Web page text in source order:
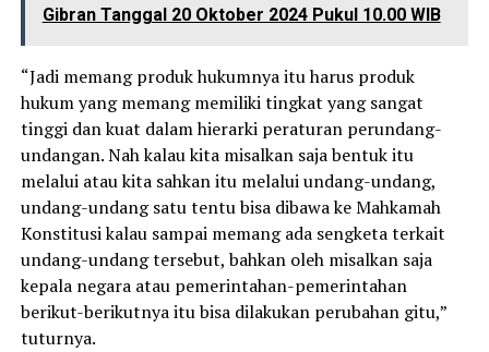
Gibran Tanggal 20 Oktober 2024 Pukul 10.00 WIB
“Jadi memang produk hukumnya itu harus produk
hukum yang memang memiliki tingkat yang sangat
tinggi dan kuat dalam hierarki peraturan perundang-
undangan. Nah kalau kita misalkan saja bentuk itu
melalui atau kita sahkan itu melalui undang-undang,
undang-undang satu tentu bisa dibawa ke Mahkamah
Konstitusi kalau sampai memang ada sengketa terkait
undang-undang tersebut, bahkan oleh misalkan saja
kepala negara atau pemerintahan-pemerintahan
berikut-berikutnya itu bisa dilakukan perubahan gitu,”
tuturnya.